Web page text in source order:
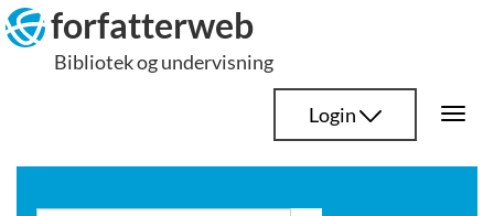
Hop
til
indhold
forfatterweb
Bibliotek og undervisning
Login